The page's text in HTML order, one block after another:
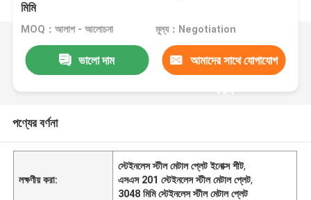
মিমি
MOQ：আলাপ - আলোচনা মূল্য：Negotiation
ভালো দাম আমাদের সাথে যোগাযোগ
করুন
পণ্যের বর্ণনা
লক্ষণীয় করা:
স্টেইনলেস স্টীল মেটাল প্লেট ইনোক্স শীট,
এসএস 201 স্টেইনলেস স্টীল মেটাল প্লেট,
3048 মিমি স্টেইনলেস স্টীল মেটাল প্লেট